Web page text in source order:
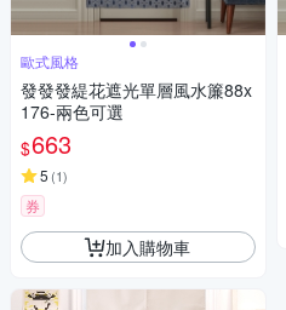
歐式風格
發發發緹花遮光單層風水簾88x
176-兩色可選
$663
5 (1)
券
加入購物車